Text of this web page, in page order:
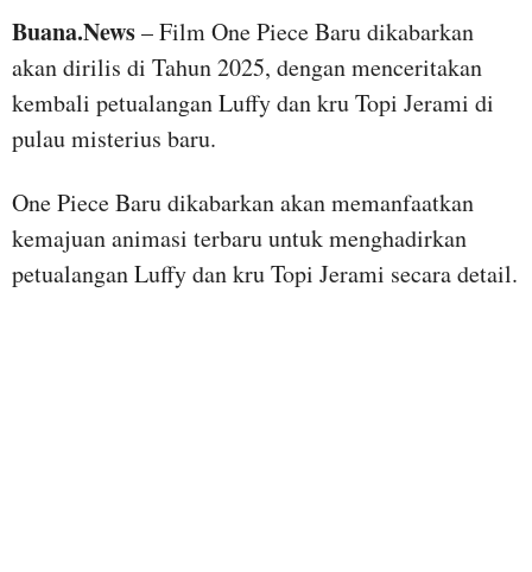
Buana.News– Film One Piece Baru dikabarkan
akan dirilis di Tahun 2025, dengan menceritakan
kembali petualangan Luffy dan kru Topi Jerami di
pulau misterius baru.
One Piece Baru dikabarkan akan memanfaatkan
kemajuan animasi terbaru untuk menghadirkan
petualangan Luffy dan kru Topi Jerami secara detail.